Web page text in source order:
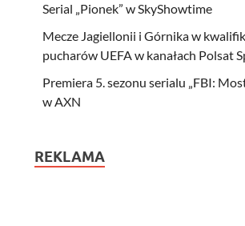
Serial „Pionek” w SkyShowtime
Mecze Jagiellonii i Górnika w
pucharów UEFA w kanałach Polsat
Premiera 5. sezonu serialu „FBI:
w AXN
REKLAMA